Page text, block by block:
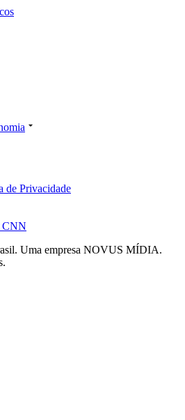
de Privacidade
CNN
Uma empresa NOVUS MÍDIA.